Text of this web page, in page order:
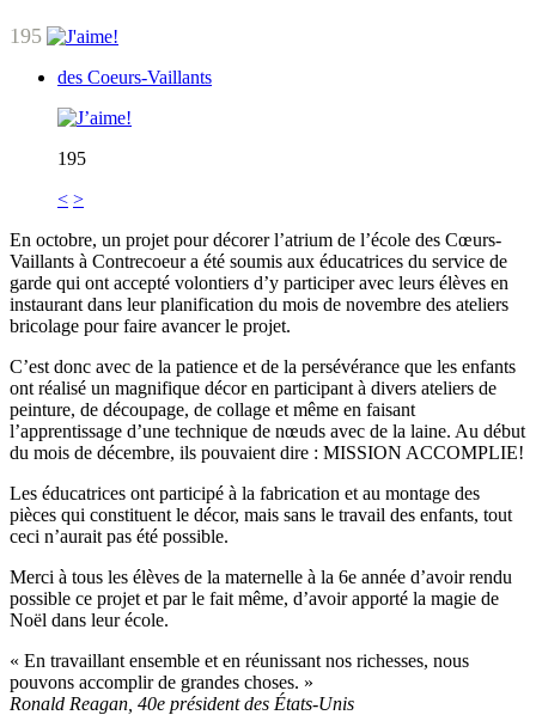
195
des Coeurs-Vaillants
195
< >
En octobre, un projet pour décorer l’atrium de l’école des Cœurs-
Vaillants à Contrecoeur a été soumis aux éducatrices du service de
garde qui ont accepté volontiers d’y participer avec leurs élèves en
instaurant dans leur planification du mois de novembre des ateliers
bricolage pour faire avancer le projet.
C’est donc avec de la patience et de la persévérance que les enfants
ont réalisé un magnifique décor en participant à divers ateliers de
peinture, de découpage, de collage et même en faisant
l’apprentissage d’une technique de nœuds avec de la laine. Au début
du mois de décembre, ils pouvaient dire : MISSION ACCOMPLIE!
Les éducatrices ont participé à la fabrication et au montage des
pièces qui constituent le décor, mais sans le travail des enfants, tout
ceci n’aurait pas été possible.
Merci à tous les élèves de la maternelle à la 6e année d’avoir rendu
possible ce projet et par le fait même, d’avoir apporté la magie de
Noël dans leur école.
« En travaillant ensemble et en réunissant nos richesses, nous
pouvons accomplir de grandes choses. »
Ronald Reagan, 40e président des États-Unis